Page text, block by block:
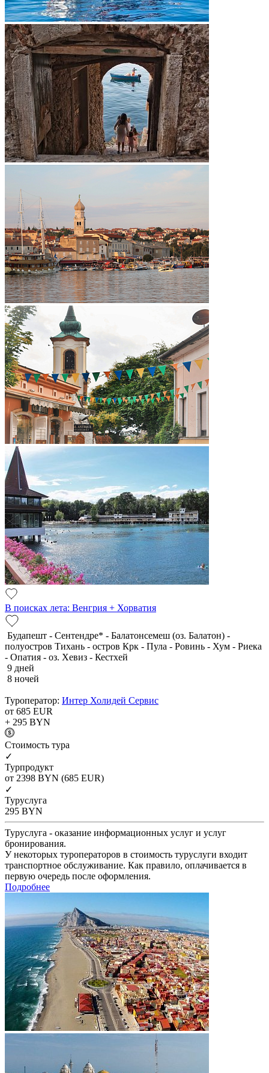
В поисках лета: Венгрия + Хорватия
Будапешт - Сентендре* - Балатонсемеш (оз. Балатон) -
полуостров Тихань - остров Крк - Пула - Ровинь - Хум - Риека
- Опатия - оз. Хевиз - Кестхей
9 дней
8 ночей
Туроператор: Интер Холидей Сервис
от 685 EUR
+ 295 BYN
Cтоимость тура
✓
Турпродукт
от 2398 BYN (685 EUR)
✓
Туруслуга
295 BYN
Туруслуга - оказание информационных услуг и услуг
бронирования.
У некоторых туроператоров в стоимость туруслуги входит
транспортное обслуживание. Как правило, оплачивается в
первую очередь после оформления.
Подробнее